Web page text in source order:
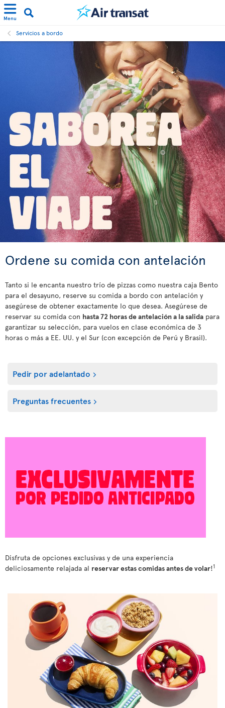
Menu
Servicios a bordo
Ordene su comida con antelación
Tanto si le encanta nuestro trío de pizzas como nuestra caja Bento
para el desayuno, reserve su comida a bordo con antelación y
asegúrese de obtener exactamente lo que desea. Asegúrese de
reservar su comida con hasta 72 horas de antelación a la salida para
garantizar su selección, para vuelos en clase económica de 3
horas o más a EE. UU. y el Sur (con excepción de Perú y Brasil).
Pedir por adelantado
Preguntas frecuentes
Disfruta de opciones exclusivas y de una experiencia
deliciosamente relajada al reservar estas comidas antes de volar!1